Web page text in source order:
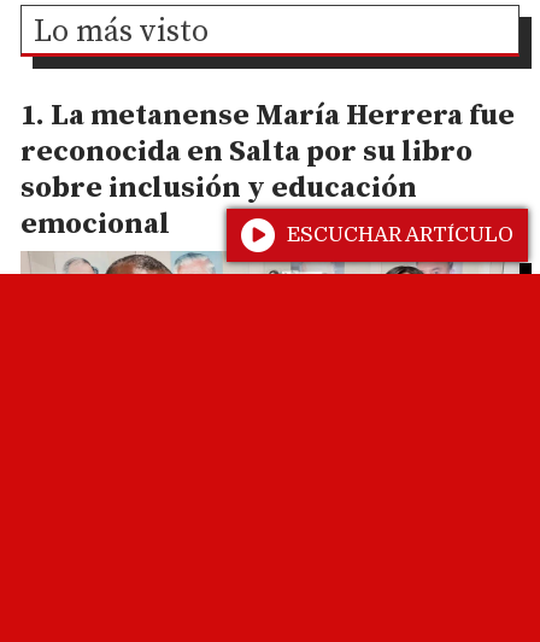
Lo más visto
La metanense María Herrera fue
reconocida en Salta por su libro
sobre inclusión y educación
emocional
ESCUCHAR ARTÍCULO